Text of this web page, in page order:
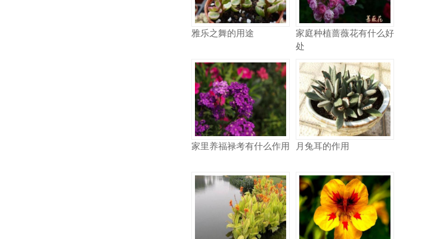
雅乐之舞的用途
家庭种植蔷薇花有什么好
处
家里养福禄考有什么作用 月兔耳的作用